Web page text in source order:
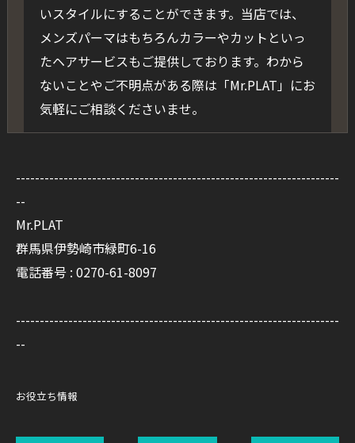
いスタイルにすることができます。当店では、
メンズパーマはもちろんカラーやカットといっ
たヘアサービスもご提供しております。わから
ないことやご不明点がある際は「Mr.PLAT」にお
気軽にご相談くださいませ。
--------------------------------------------------------------------
--
Mr.PLAT
群馬県伊勢崎市緑町6-16
電話番号 : 0270-61-8097
--------------------------------------------------------------------
--
お役立ち情報